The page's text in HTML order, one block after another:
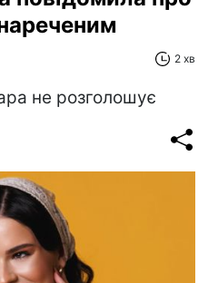
2 хв
не розголошує